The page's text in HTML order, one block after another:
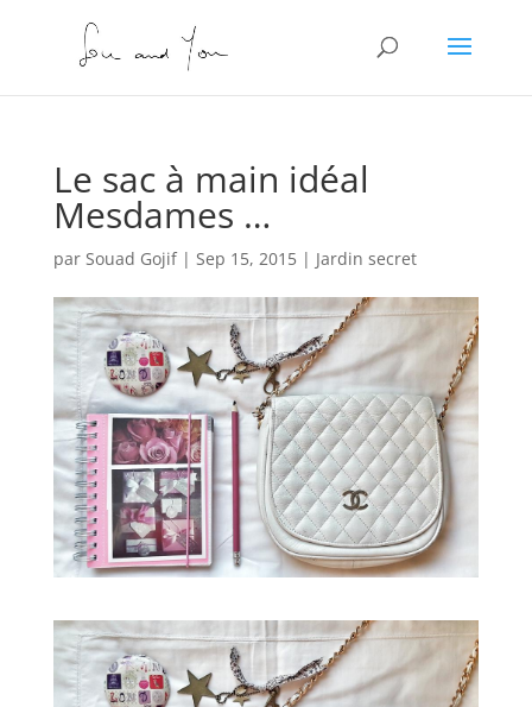
Le sac à main idéal
Mesdames …
par Souad Gojif| Sep 15, 2015| Jardin secret